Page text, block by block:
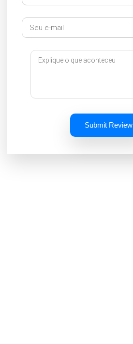
Submit Review